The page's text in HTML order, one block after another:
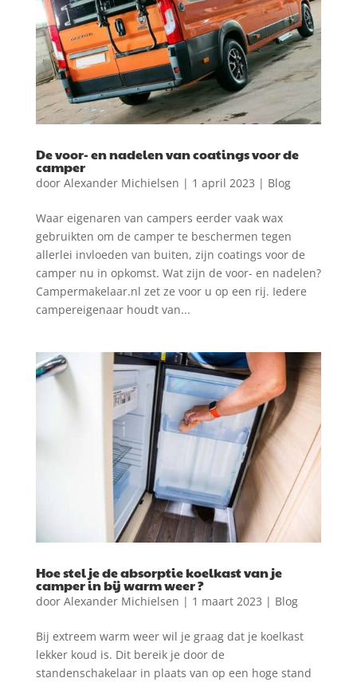
De voor- en nadelen van coatings voor de
camper
door Alexander Michielsen | 1 april 2023 | Blog
Waar eigenaren van campers eerder vaak wax
gebruikten om de camper te beschermen tegen
allerlei invloeden van buiten, zijn coatings voor de
camper nu in opkomst. Wat zijn de voor- en nadelen?
Campermakelaar.nl zet ze voor u op een rij. Iedere
campereigenaar houdt van...
Hoe stel je de absorptie koelkast van je
camper in bij warm weer ?
door Alexander Michielsen | 1 maart 2023 | Blog
Bij extreem warm weer wil je graag dat je koelkast
lekker koud is. Dit bereik je door de
standenschakelaar in plaats van op een hoge stand